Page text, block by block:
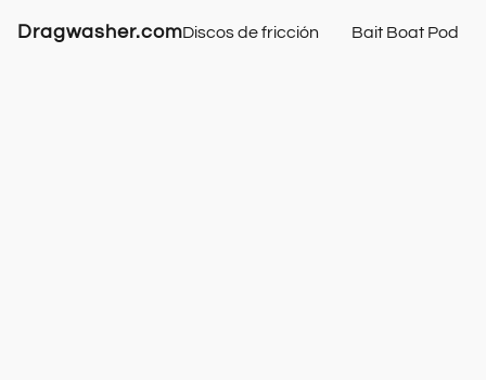
Dragwasher.comDiscos de fricción Bait Boat Pod